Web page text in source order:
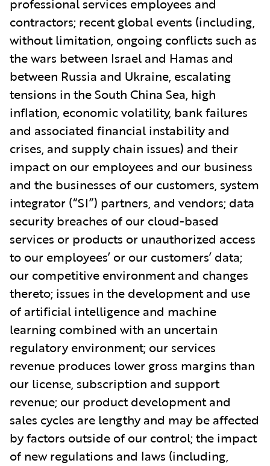
professional services employees and
contractors; recent global events (including,
without limitation, ongoing conflicts such as
the wars between Israel and Hamas and
between Russia and Ukraine, escalating
tensions in the South China Sea, high
inflation, economic volatility, bank failures
and associated financial instability and
crises, and supply chain issues) and their
impact on our employees and our business
and the businesses of our customers, system
integrator (“SI”) partners, and vendors; data
security breaches of our cloud-based
services or products or unauthorized access
to our employees’ or our customers’ data;
our competitive environment and changes
thereto; issues in the development and use
of artificial intelligence and machine
learning combined with an uncertain
regulatory environment; our services
revenue produces lower gross margins than
our license, subscription and support
revenue; our product development and
sales cycles are lengthy and may be affected
by factors outside of our control; the impact
of new regulations and laws (including,